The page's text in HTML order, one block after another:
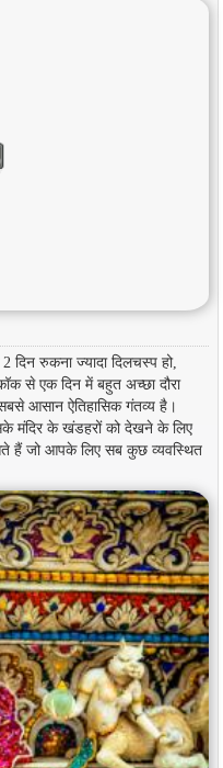
रुकना ज्यादा दिलचस्प हो,
से एक दिन में बहुत अच्छा दौरा
आसान ऐतिहासिक गंतव्य है।
मंदिर के खंडहरों को देखने के लिए
हैं जो आपके लिए सब कुछ व्यवस्थित